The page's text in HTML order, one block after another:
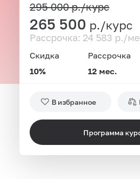
295 000р./курс
265 500 р./курс
Рассрочка: 24 583 р./
Скидка
10%
Рассрочка
12 мес.
В избранное
Программа